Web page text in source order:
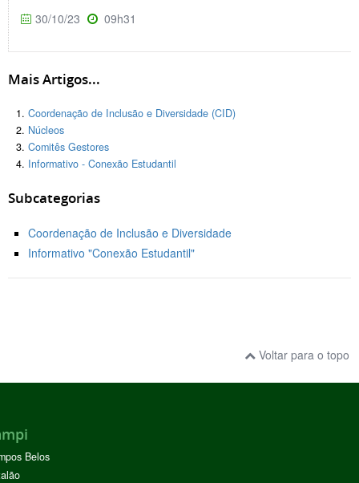
30/10/23 09h31
Mais Artigos...
Coordenação de Inclusão e Diversidade (CID)
Núcleos
Comitês Gestores
Informativo - Conexão Estudantil
Subcategorias
Coordenação de Inclusão e Diversidade
Informativo "Conexão Estudantil"
Voltar para o topo
Belos